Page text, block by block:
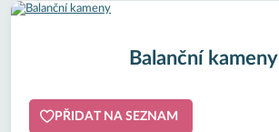
Balanční kameny
PŘIDAT NA SEZNAM